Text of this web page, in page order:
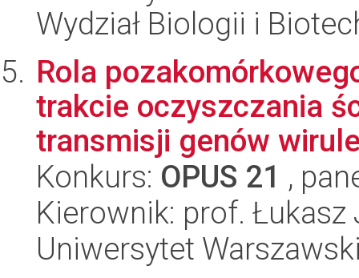
Wydział Biologii i
Rola
trakcie oczyszczania
transmisji genów
Konkurs: OPUS 21 ,
Kierownik: prof. Łukasz
Uniwersytet